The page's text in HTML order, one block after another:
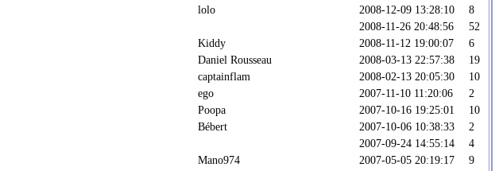
lolo 2008-12-09 13:28:10
8
2008-11-26 20:48:56
52
Kiddy 2008-11-12 19:00:07
6
Daniel Rousseau 2008-03-13 22:57:38
19
captainflam 2008-02-13 20:05:30
10
ego 2007-11-10 11:20:06
2
Poopa 2007-10-16 19:25:01
10
Bébert 2007-10-06 10:38:33
2
2007-09-24 14:55:14
4
Mano974 2007-05-05 20:19:17
9